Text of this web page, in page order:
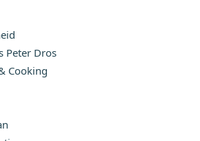
Peter Dros
Cooking